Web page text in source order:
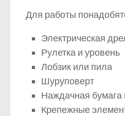
Для работы
Электрическая
Рулетка и уровень
Лобзик или пила
Шуруповерт
Наждачная
Крепежные